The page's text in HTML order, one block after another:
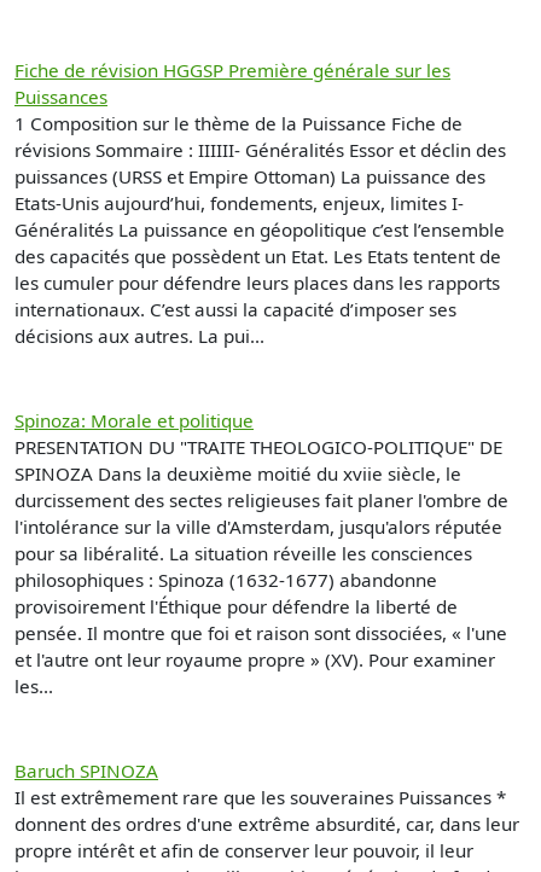
Fiche de révision HGGSP Première générale sur les
Puissances
1 Composition sur le thème de la Puissance Fiche de
révisions Sommaire : IIIIII- Généralités Essor et déclin des
puissances (URSS et Empire Ottoman) La puissance des
Etats-Unis aujourd’hui, fondements, enjeux, limites I-
Généralités La puissance en géopolitique c’est l’ensemble
des capacités que possèdent un Etat. Les Etats tentent de
les cumuler pour défendre leurs places dans les rapports
internationaux. C’est aussi la capacité d’imposer ses
décisions aux autres. La pui...
Spinoza: Morale et politique
PRESENTATION DU "TRAITE THEOLOGICO-POLITIQUE" DE
SPINOZA Dans la deuxième moitié du xviie siècle, le
durcissement des sectes religieuses fait planer l'ombre de
l'intolérance sur la ville d'Amsterdam, jusqu'alors réputée
pour sa libéralité. La situation réveille les consciences
philosophiques : Spinoza (1632-1677) abandonne
provisoirement l'Éthique pour défendre la liberté de
pensée. Il montre que foi et raison sont dissociées, « l'une
et l'autre ont leur royaume propre » (XV). Pour examiner
les...
Baruch SPINOZA
Il est extrêmement rare que les souveraines Puissances *
donnent des ordres d'une extrême absurdité, car, dans leur
propre intérêt et afin de conserver leur pouvoir, il leur